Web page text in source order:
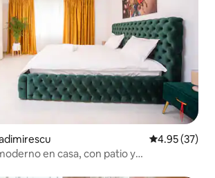
Calificación
4.95 (37)
en casa, con patio y